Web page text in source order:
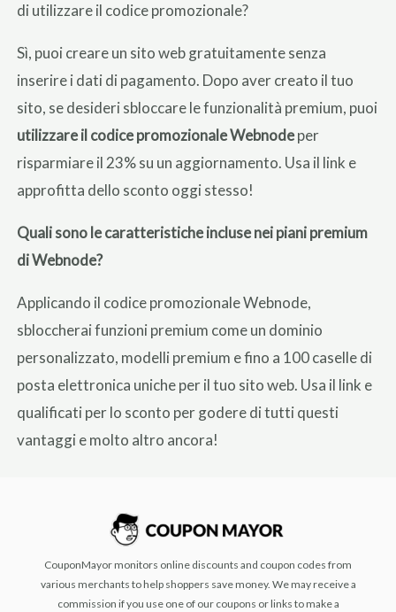
di utilizzare il codice promozionale?
Sì, puoi creare un sito web gratuitamente senza
inserire i dati di pagamento. Dopo aver creato il tuo
sito, se desideri sbloccare le funzionalità premium, puoi
utilizzare il codice promozionale Webnodeper
risparmiare il 23% su un aggiornamento. Usa il link e
approfitta dello sconto oggi stesso!
Quali sono le caratteristiche incluse nei piani premium
di Webnode?
Applicando il codice promozionale Webnode,
sbloccherai funzioni premium come un dominio
personalizzato, modelli premium e fino a 100 caselle di
posta elettronica uniche per il tuo sito web. Usa il link e
qualificati per lo sconto per godere di tutti questi
vantaggi e molto altro ancora!
CouponMayor monitors online discounts and coupon codes from
various merchants to help shoppers save money. We may receive a
commission if you use one of our coupons or links to make a